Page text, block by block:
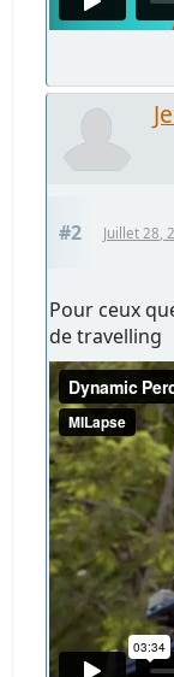
#2 Juillet 28,
Pour ceux
de travelling